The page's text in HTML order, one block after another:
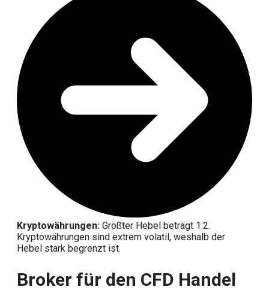
Kryptowährungen: Größter Hebel beträgt 1:2.
Kryptowährungen sind extrem volatil, weshalb der
Hebel stark begrenzt ist.
Broker für den CFD Handel